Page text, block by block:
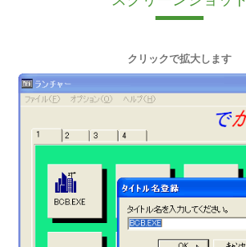
クリックで拡大します